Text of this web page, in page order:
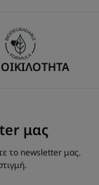
μας
το newsletter μας.